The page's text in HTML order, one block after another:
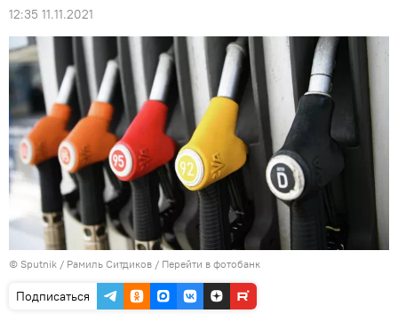
12:35 11.11.2021
© Sputnik / Рамиль Ситдиков / Перейти в фотобанк
Подписаться